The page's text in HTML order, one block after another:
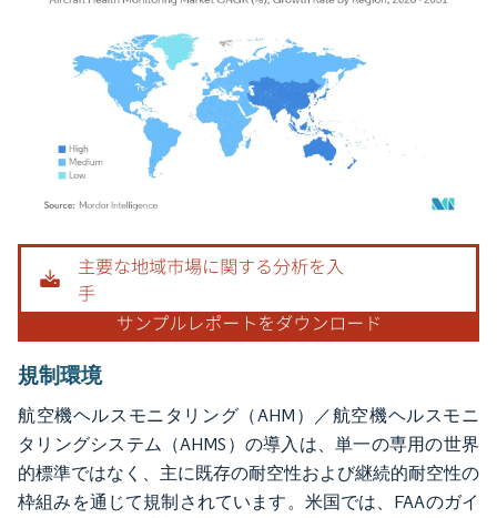
画像 © Mordor Intelligence。再利用にはCC BY 4.0の表示が必要です。
規制環境
航空機ヘルスモニタリング（AHM）／航空機ヘルスモニ
タリングシステム（AHMS）の導入は、単一の専用の世界
的標準ではなく、主に既存の耐空性および継続的耐空性の
枠組みを通じて規制されています。米国では、FAAのガイ